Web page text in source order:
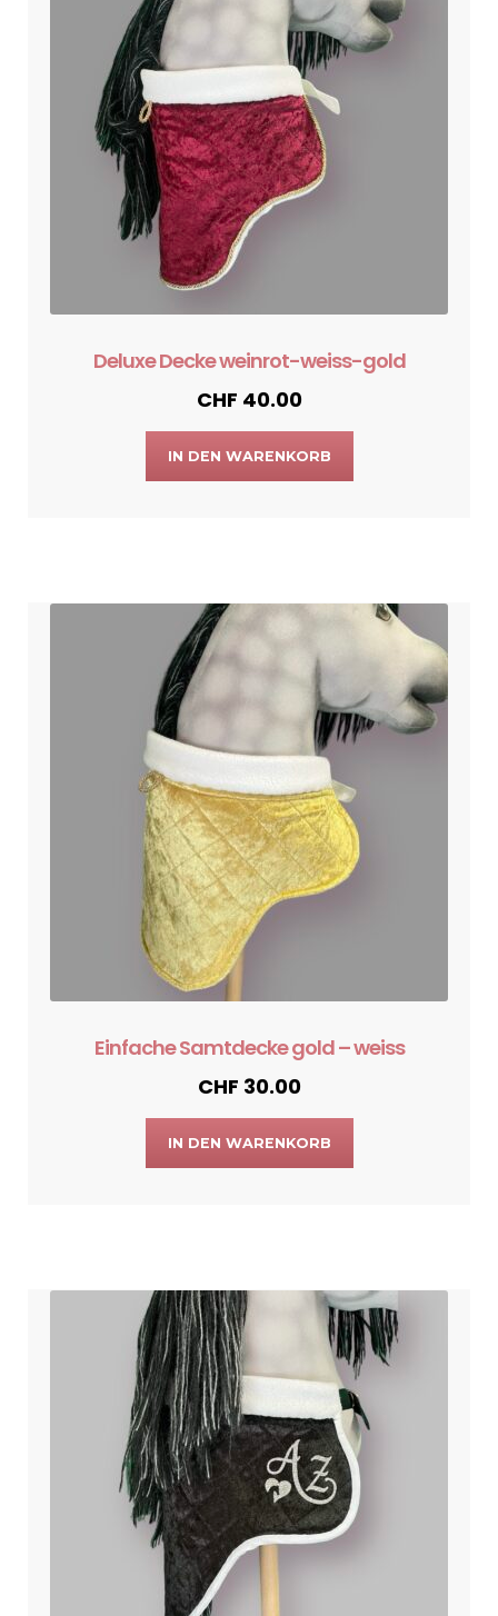
Deluxe Decke weinrot-weiss-gold
CHF 40.00
IN DEN WARENKORB
Einfache Samtdecke gold – weiss
CHF 30.00
IN DEN WARENKORB